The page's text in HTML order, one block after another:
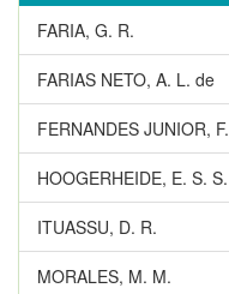
FARIA, G. R.
FARIAS NETO, A. L. de
FERNANDES JUNIOR, F.
HOOGERHEIDE, E. S. S.
ITUASSU, D. R.
MORALES, M. M.